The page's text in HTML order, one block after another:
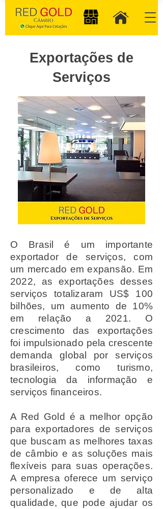
Exportações de
Serviços
O Brasil é um importante
exportador de serviços, com
um mercado em expansão. Em
2022, as exportações desses
serviços totalizaram US$ 100
bilhões, um aumento de 10%
em relação a 2021. O
crescimento das exportações
foi impulsionado pela crescente
demanda global por serviços
brasileiros, como turismo,
tecnologia da informação e
serviços financeiros.
A Red Gold é a melhor opção
para exportadores de serviços
que buscam as melhores taxas
de câmbio e as soluções mais
flexíveis para suas operações.
A empresa oferece um serviço
personalizado e de alta
qualidade, que pode ajudar os